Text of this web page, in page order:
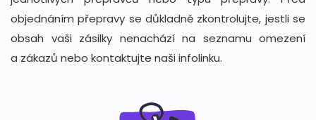
objednáním přepravy se důkladně zkontrolujte, jestli se
obsah vaši zásilky nenachází na seznamu omezení
a zákazů nebo kontaktujte naši infolinku.